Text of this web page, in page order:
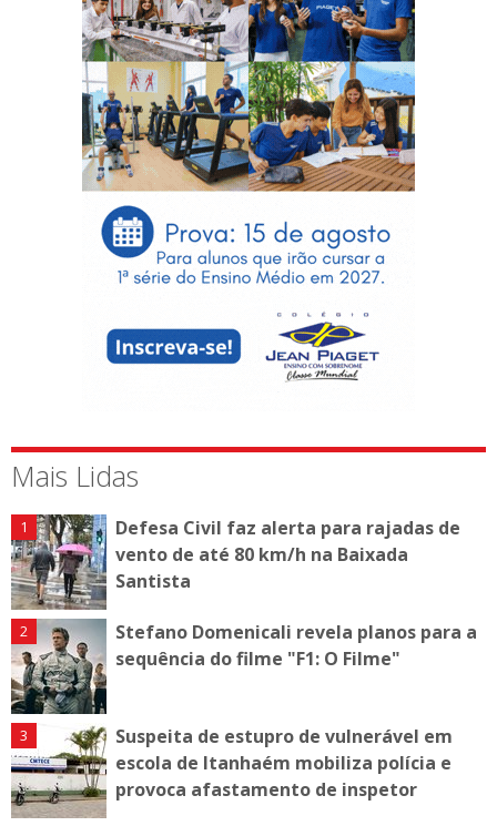
Mais Lidas
Defesa Civil faz alerta para rajadas de
vento de até 80 km/h na Baixada
Santista
Stefano Domenicali revela planos para a
sequência do filme "F1: O Filme"
Suspeita de estupro de vulnerável em
escola de Itanhaém mobiliza polícia e
provoca afastamento de inspetor